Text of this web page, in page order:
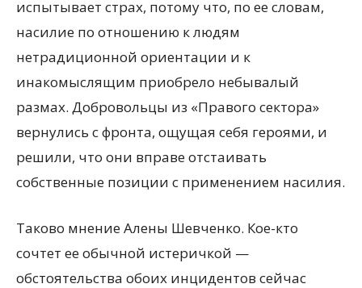
испытывает страх, потому что, по ее словам,
насилие по отношению к людям
нетрадиционной ориентации и к
инакомыслящим приобрело небывалый
размах. Добровольцы из «Правого сектора»
вернулись с фронта, ощущая себя героями, и
решили, что они вправе отстаивать
собственные позиции с применением насилия.
Таково мнение Алены Шевченко. Кое-кто
сочтет ее обычной истеричкой —
обстоятельства обоих инцидентов сейчас